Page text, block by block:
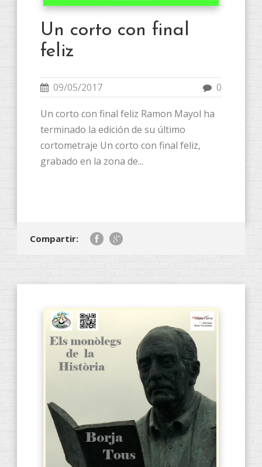
Un corto con final
feliz
09/05/2017 0
Un corto con final feliz Ramon Mayol ha
terminado la edición de su último
cortometraje Un corto con final feliz,
grabado en la zona de...
Compartir: